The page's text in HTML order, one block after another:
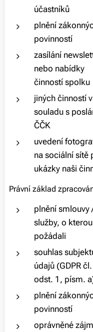
účastníků
plnění
povinností
zasílání
nebo nabídky
činností spolku
jiných činností v
souladu s
ČČK
uvedení
na sociální sítě
ukázky naši
Právní základ
plnění smlouvy
služby, o
požádali
souhlas
údajů (GDPR
odst. 1, písm.
plnění
povinností
oprávněné